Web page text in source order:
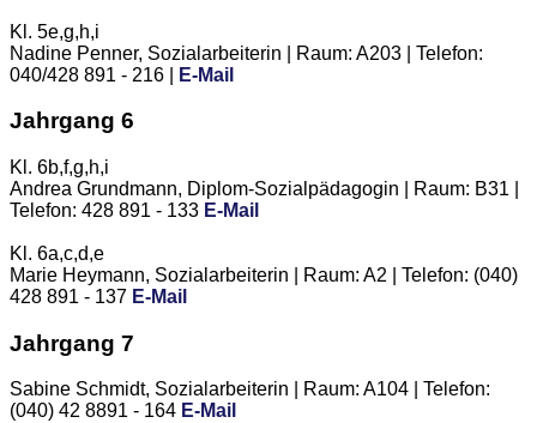
Kl. 5e,g,h,i
Nadine Penner, Sozialarbeiterin | Raum: A203 | Telefon:
040/428 891 - 216 |
E-Mail
Jahrgang 6
Kl. 6b,f,g,h,i
Andrea Grundmann, Diplom-Sozialpädagogin | Raum: B31 |
Telefon: 428 891 - 133 E-Mail
Kl. 6a,c,d,e
Marie Heymann, Sozialarbeiterin | Raum: A2 | Telefon: (040)
428 891 - 137 E-Mail
Jahrgang 7
Sabine Schmidt, Sozialarbeiterin | Raum: A104 | Telefon:
(040) 42 8891 - 164 E-Mail